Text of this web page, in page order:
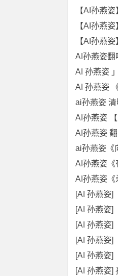
【AI孙燕
【AI孙燕
【AI孙燕
AI孙燕姿翻
AI 孙燕姿
AI 孙燕姿
ai孙燕姿
AI孙燕姿
AI孙燕姿
ai孙燕姿《
AI孙燕姿《
AI孙燕姿《
[AI 孙燕姿]
[AI 孙燕姿]
[AI 孙燕姿]
[AI 孙燕姿]
[AI 孙燕姿]
[AI 孙燕姿]